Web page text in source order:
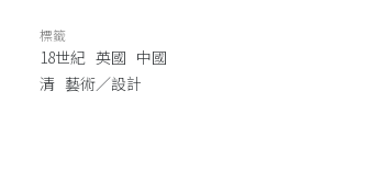
標籤
18世紀 英國 中國
清 藝術／設計